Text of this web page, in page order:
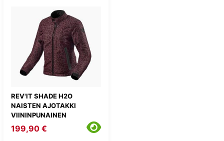
REV'IT SHADE H2O
NAISTEN AJOTAKKI
VIININPUNAINEN
199,90 €